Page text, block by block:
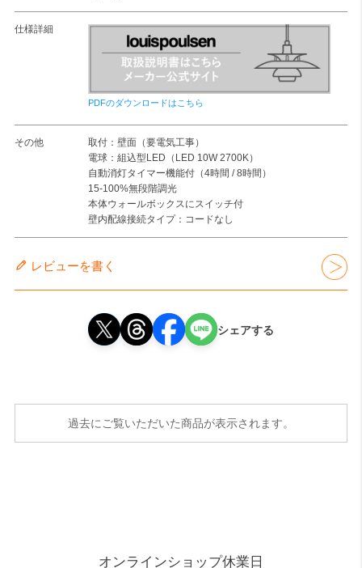
仕様詳細
PDFのダウンロードはこちら
その他
取付：壁面（要電気工事）
電球：組込型LED（LED 10W 2700K）
自動消灯タイマー機能付（4時間 / 8時間）
15-100%無段階調光
本体ウォールボックスにスイッチ付
壁内配線接続タイプ：コードなし
レビューを書く
シェアする
過去にご覧いただいた商品が表示されます。
オンラインショップ休業日